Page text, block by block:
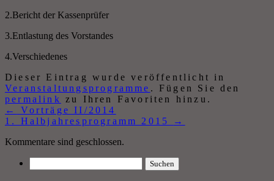
2.Bericht der Kassenprüfer
3.Entlastung des Vorstandes
4.Verschiedenes
Dieser Eintrag wurde veröffentlicht in
Veranstaltungsprogramme . Fügen Sie den
permalink zu Ihren Favoriten hinzu.
←
Vorträge II/2014
1. Halbjahresprogramm 2015
→
Kommentare sind geschlossen.
nach: